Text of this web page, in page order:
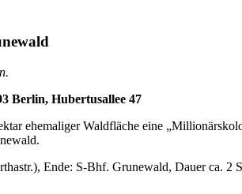
Berlin, Hubertusallee 47
ehemaliger Waldfläche eine
Ende: S-Bhf. Grunewald, Dauer ca. 2